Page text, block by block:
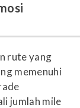
rute yang
memenuhi
jumlah mile